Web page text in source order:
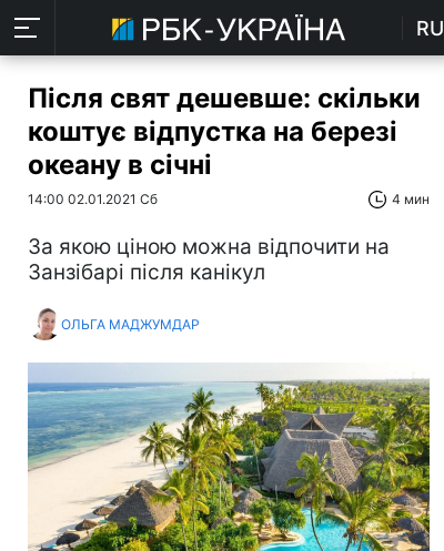
RU
Після свят дешевше: скільки
коштує відпустка на березі
океану в січні
14:00 02.01.2021 Сб 4 мин
За якою ціною можна відпочити на
Занзібарі після канікул
ОЛЬГА МАДЖУМДАР